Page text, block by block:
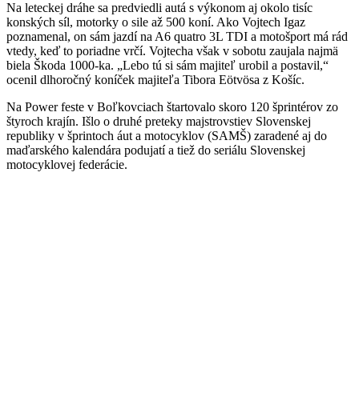
Na leteckej dráhe sa predviedli autá s výkonom aj okolo tisíc
konských síl, motorky o sile až 500 koní. Ako Vojtech Igaz
poznamenal, on sám jazdí na A6 quatro 3L TDI a motošport má rád
vtedy, keď to poriadne vrčí. Vojtecha však v sobotu zaujala najmä
biela Škoda 1000-ka. „Lebo tú si sám majiteľ urobil a postavil,“
ocenil dlhoročný koníček majiteľa Tibora Eötvösa z Košíc.
Na Power feste v Boľkovciach štartovalo skoro 120 šprintérov zo
štyroch krajín. Išlo o druhé preteky majstrovstiev Slovenskej
republiky v šprintoch áut a motocyklov (SAMŠ) zaradené aj do
maďarského kalendára podujatí a tiež do seriálu Slovenskej
motocyklovej federácie.